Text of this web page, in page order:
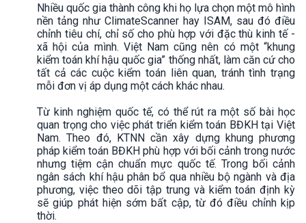
Nhiều quốc gia thành công khi họ lựa chọn một mô hình
nền tảng như ClimateScanner hay ISAM, sau đó điều
chỉnh tiêu chí, chỉ số cho phù hợp với đặc thù kinh tế -
xã hội của mình. Việt Nam cũng nên có một “khung
kiểm toán khí hậu quốc gia” thống nhất, làm căn cứ cho
tất cả các cuộc kiểm toán liên quan, tránh tình trạng
mỗi đơn vị áp dụng một cách khác nhau.
Từ kinh nghiệm quốc tế, có thể rút ra một số bài học
quan trọng cho việc phát triển kiểm toán BĐKH tại Việt
Nam. Theo đó, KTNN cần xây dựng khung phương
pháp kiểm toán BĐKH phù hợp với bối cảnh trong nước
nhưng tiệm cận chuẩn mực quốc tế. Trong bối cảnh
ngân sách khí hậu phân bổ qua nhiều bộ ngành và địa
phương, việc theo dõi tập trung và kiểm toán định kỳ
sẽ giúp phát hiện sớm bất cập, từ đó điều chỉnh kịp
thời.